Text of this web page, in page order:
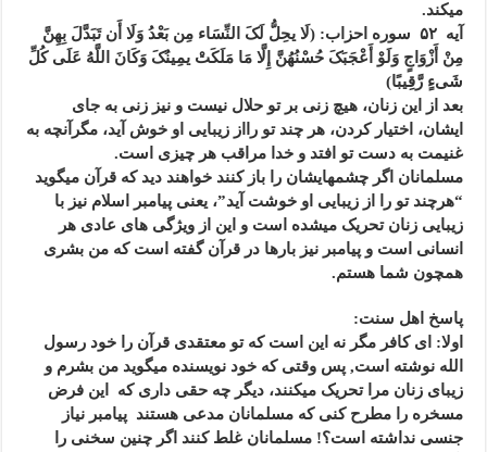
میکند.
آیه ۵۲ سوره احزاب: (لَا یحِلُّ لَکَ النِّسَاء مِن بَعْدُ وَلَا أَن تَبَدَّلَ بِهِنَّ
مِنْ أَزْوَاجٍ وَلَوْ أَعْجَبَکَ حُسْنُهُنَّ إِلَّا مَا مَلَکَتْ یمِینُکَ وَکَانَ اللَّهُ عَلَى کُلِّ
شَیءٍ رَّقِیبًا)
بعد از این زنان، هیچ زنی بر تو حلال نیست و نیز زنی به جای
ایشان، اختیار کردن، هر چند تو رااز زیبایی او خوش آید، مگرآنچه به
غنیمت به دست تو افتد و خدا مراقب هر چیزی است.
مسلمانان اگر چشمهایشان را باز کنند خواهند دید که قرآن میگوید
“هرچند تو را از زیبایی او خوشت آید”، یعنی پیامبر اسلام نیز با
زیبایی زنان تحریک میشده است و این از ویژگی های عادی هر
انسانی است و پیامبر نیز بارها در قرآن گفته است که من بشری
همچون شما هستم.
پاسخ اهل سنت:
اولا: ای کافر مگر نه این است که تو معتقدی قرآن را خود رسول
الله نوشته است, پس وقتی که خود نویسنده میگوید من بشرم و
زیبای زنان مرا تحریک میکنند، دیگر چه حقی داری که این فرض
مسخره را مطرح کنی که مسلمانان مدعی هستند پیامبر نیاز
جنسی نداشته است؟! مسلمانان غلط کنند اگر چنین سخنی را